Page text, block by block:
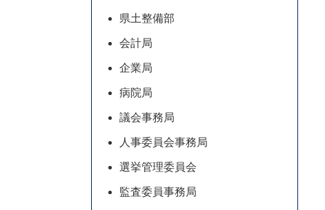
県土整備部
会計局
企業局
病院局
議会事務局
人事委員会事務局
選挙管理委員会
監査委員事務局